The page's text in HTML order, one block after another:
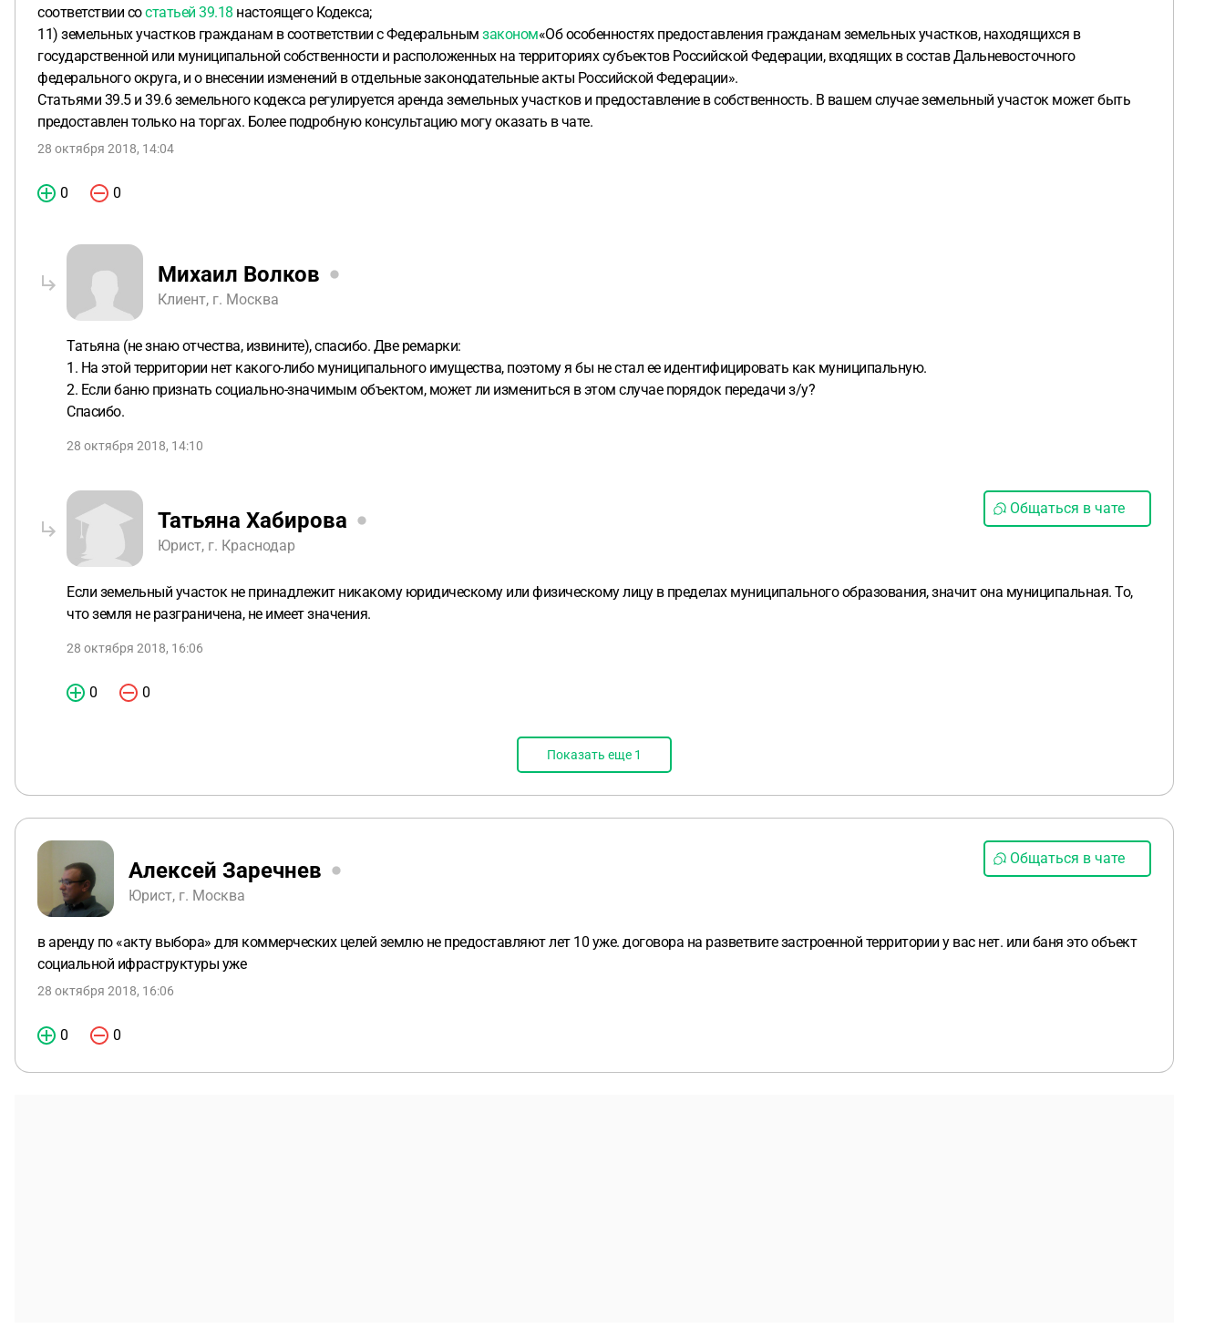
соответствии состатьей 39.18настоящего Кодекса;
11) земельных участков гражданам в соответствии с Федеральным законом«Об особенностях предоставления гражданам земельных участков, находящихся в
государственной или муниципальной собственности и расположенных на территориях субъектов Российской Федерации, входящих в состав Дальневосточного
федерального округа, и о внесении изменений в отдельные законодательные акты Российской Федерации».
Статьями 39.5 и 39.6 земельного кодекса регулируется аренда земельных участков и предоставление в собственность. В вашем случае земельный участок может быть
предоставлен только на торгах. Более подробную консультацию могу оказать в чате.
28 октября 2018, 14:04
0 0
Михаил Волков
Клиент, г. Москва
Татьяна (не знаю отчества, извините), спасибо. Две ремарки:
1. На этой территории нет какого-либо муниципального имущества, поэтому я бы не стал ее идентифицировать как муниципальную.
2. Если баню признать социально-значимым объектом, может ли измениться в этом случае порядок передачи з/у?
Спасибо.
28 октября 2018, 14:10
Татьяна Хабирова
Юрист, г. Краснодар
Общаться в чате
Если земельный участок не принадлежит никакому юридическому или физическому лицу в пределах муниципального образования, значит она муниципальная. То,
что земля не разграничена, не имеет значения.
28 октября 2018, 16:06
0 0
Показать еще 1
Алексей Заречнев
Юрист, г. Москва
Общаться в чате
в аренду по «акту выбора» для коммерческих целей землю не предоставляют лет 10 уже. договора на разветвите застроенной территории у вас нет. или баня это объект
социальной ифраструктуры уже
28 октября 2018, 16:06
0 0